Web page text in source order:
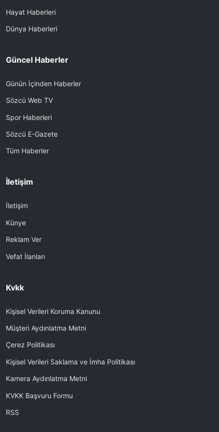
Hayat Haberleri
Dünya Haberleri
Güncel Haberler
Günün İçinden Haberler
Sözcü Web TV
Spor Haberleri
Sözcü E-Gazete
Tüm Haberler
İletişim
İletişim
Künye
Reklam Ver
Vefat İlanları
Kvkk
Kişisel Verileri Koruma Kanunu
Müşteri Aydınlatma Metni
Çerez Politikası
Kişisel Verileri Saklama ve İmha Politikası
Kamera Aydınlatma Metni
KVKK Başvuru Formu
RSS